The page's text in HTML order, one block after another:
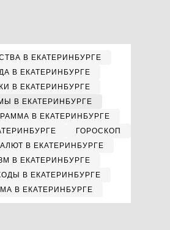
В ЕКАТЕРИНБУРГЕ
В ЕКАТЕРИНБУРГЕ
В ЕКАТЕРИНБУРГЕ
В ЕКАТЕРИНБУРГЕ
В ЕКАТЕРИНБУРГЕ
ГОРОСКОП
В ЕКАТЕРИНБУРГЕ
В ЕКАТЕРИНБУРГЕ
В ЕКАТЕРИНБУРГЕ
В ЕКАТЕРИНБУРГЕ